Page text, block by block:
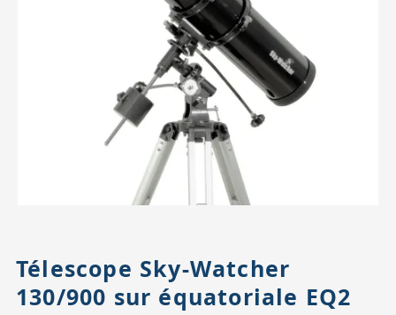
Accessoires pour montures
Télescope Sky-Watcher
130/900 sur équatoriale EQ2